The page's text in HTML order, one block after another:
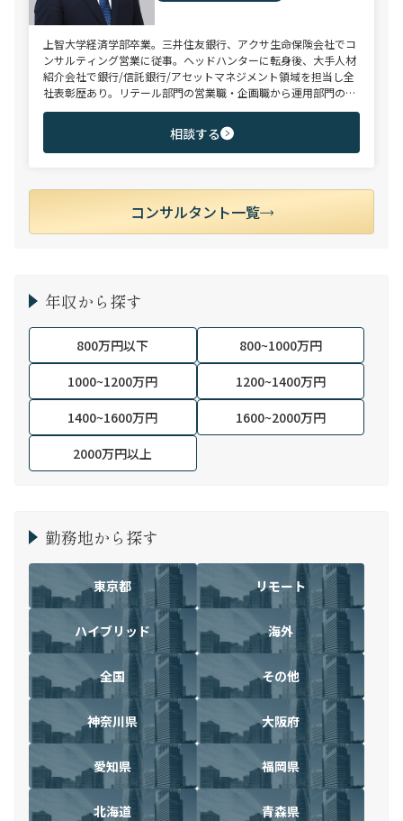
上智大学経済学部卒業。三井住友銀行、アクサ生命保険会社でコ
ンサルティング営業に従事。ヘッドハンターに転身後、大手人材
紹介会社で銀行/信託銀行/アセットマネジメント領域を担当し全
社表彰歴あり。リテール部門の営業職・企画職から運用部門の専
門職まで豊富な転職支援実績。日系/外資系、経験者/未経験者を
問わず幅広いポジションでご支援可能。
相談する
コンサルタント一覧
年収から探す
800万円以下
800~1000万円
1000~1200万円
1200~1400万円
1400~1600万円
1600~2000万円
2000万円以上
勤務地から探す
東京都 リモート
ハイブリッド 海外
全国 その他
神奈川県 大阪府
愛知県 福岡県
北海道 青森県